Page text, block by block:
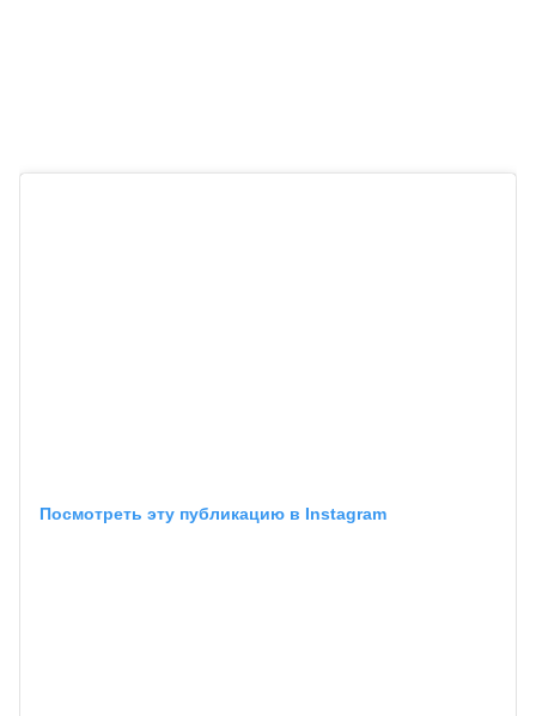
Посмотреть эту публикацию в Instagram